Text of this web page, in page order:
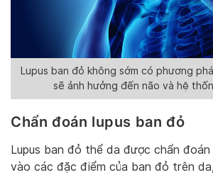
Lupus ban đỏ không sớm có phương
sẽ ảnh hưởng đến não và hệ
Chẩn đoán lupus ban đỏ
Lupus ban đỏ thể da được chẩn
vào các đặc điểm của ban đỏ trên